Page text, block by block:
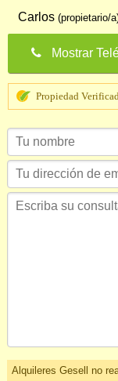
Carlos (propietario/
Mostrar
Propiedad
Alquileres Gesell no